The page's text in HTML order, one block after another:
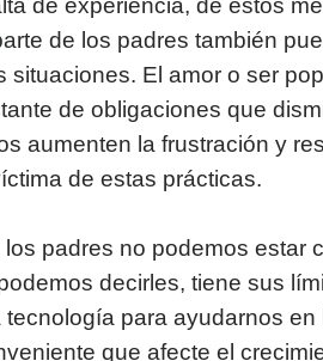
de experiencia, de estos
de los padres también
situaciones. El amor o ser
de obligaciones que
aumenten la frustración y
de estas prácticas.
los padres no podemos estar
decirles, tiene sus
tecnología para ayudarnos
que afecte el